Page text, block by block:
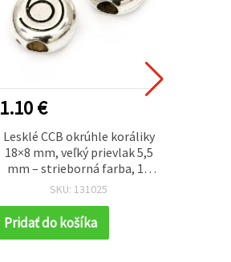
1.10 €
Lesklé CCB okrúhle koráliky
18×8 mm, veľký prievlak 5,5
mm – strieborná farba, 10
ks, pre moderné dizajny
SKU: 131025
Pridať do košíka